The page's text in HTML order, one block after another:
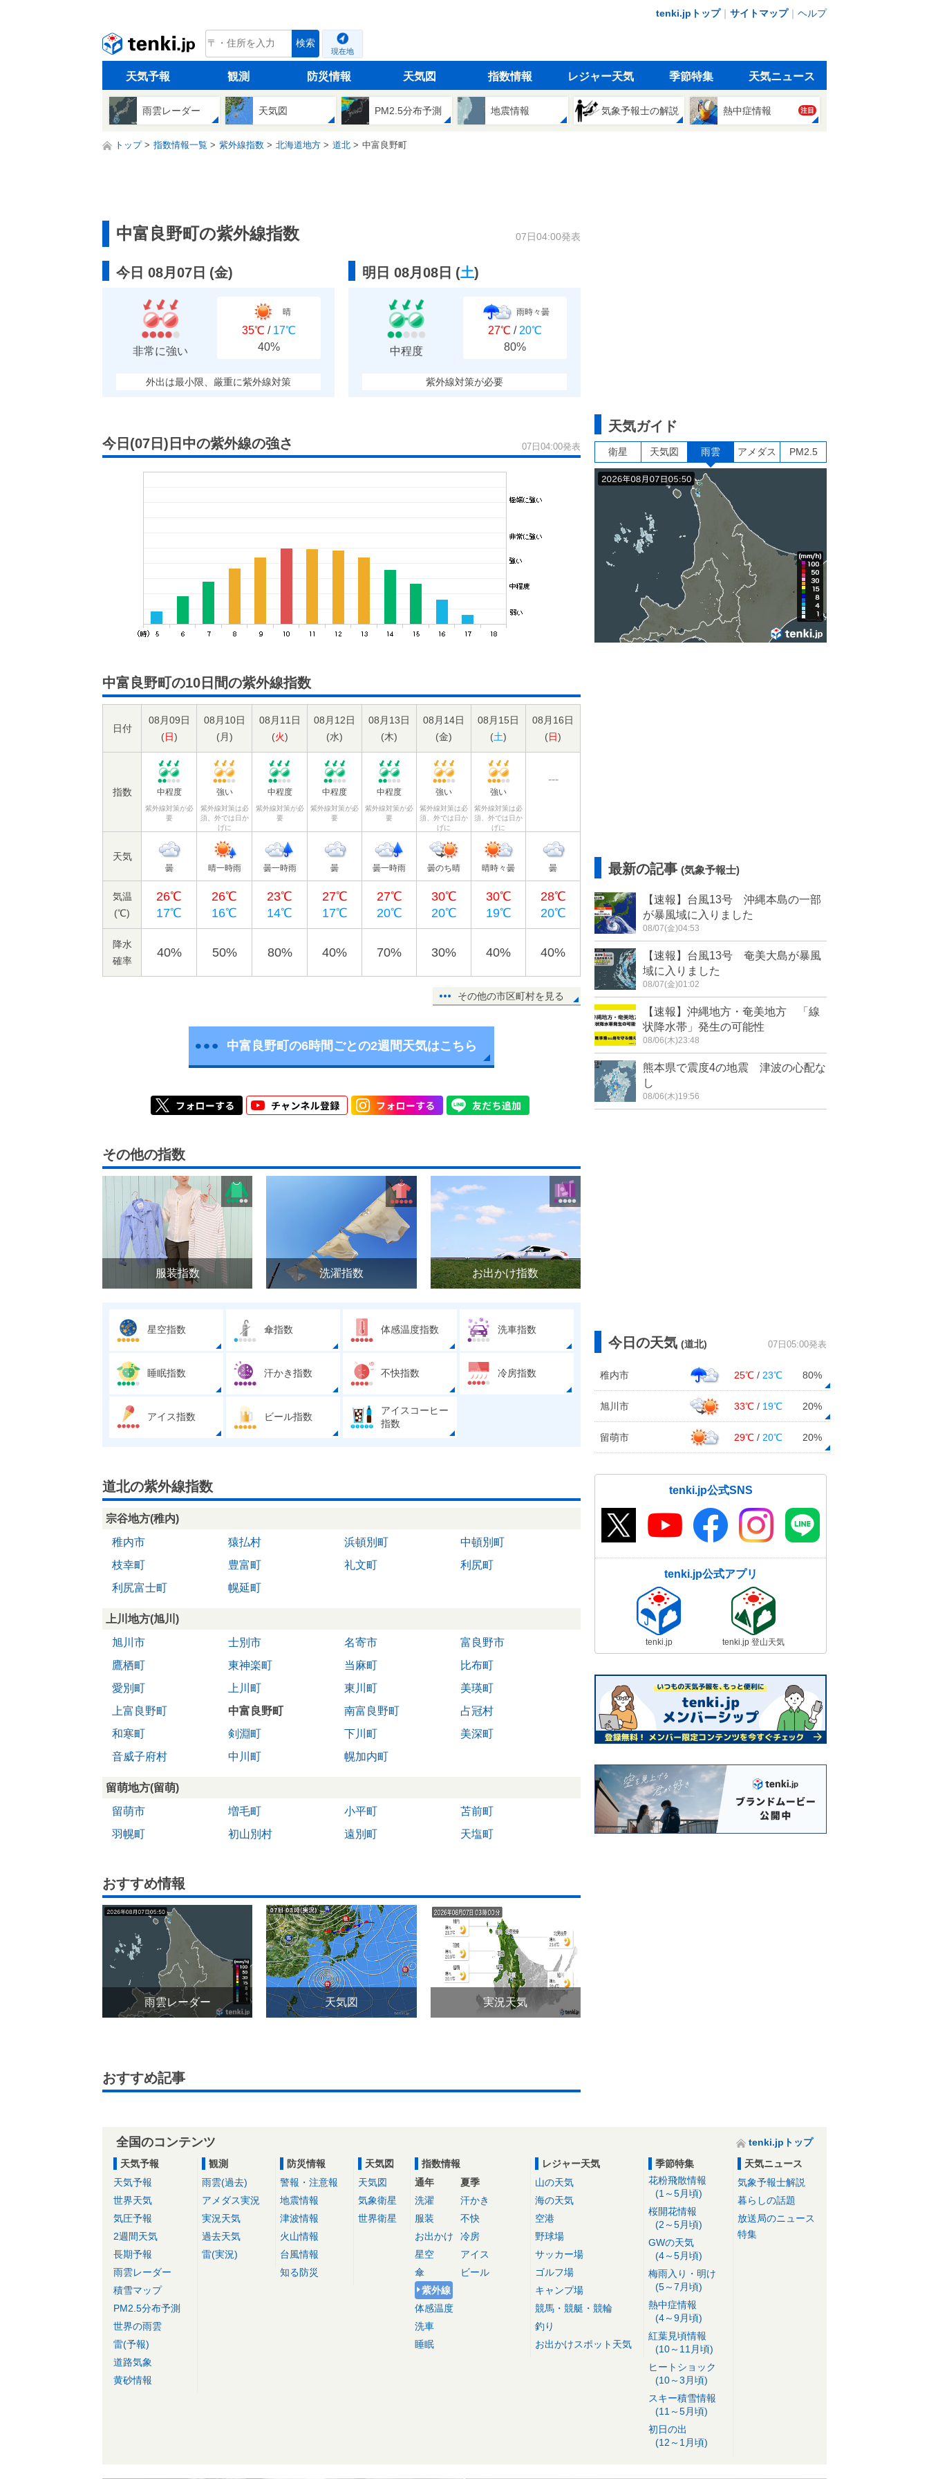
tenki.jpトップ｜ サイトマップ｜ ヘルプ
tenki.jp 検索
現在地
天気予報 観測 防災情報 天気図 指数情報 レジャー天気 季節特集 天気ニュース
雨雲レーダー 天気図 PM2.5分布予測 地震情報 気象予報士の解説 熱中症情報 注目
トップ 指数情報一覧 紫外線指数 北海道地方 道北 中富良野町
中富良野町の紫外線指数 07日04:00発表
今日 08月07日 (金)
非常に強い
晴
35℃ / 17℃
40%
外出は最小限、厳重に紫外線対策
明日 08月08日 (土)
中程度
雨時々曇
27℃ / 20℃
80%
紫外線対策が必要
今日(07日)日中の紫外線の強さ 07日04:00発表
中富良野町の10日間の紫外線指数
日付
08月09日
(日)
08月10日
(月)
08月11日
(火)
08月12日
(水)
08月13日
(木)
08月14日
(金)
08月15日
(土)
08月16日
(日)
指数 中程度
紫外線対策が必
要
強い
紫外線対策は必
須、外では日か
げに
中程度
紫外線対策が必
要
中程度
紫外線対策が必
要
中程度
紫外線対策が必
要
強い
紫外線対策は必
須、外では日か
げに
強い
紫外線対策は必
須、外では日か
げに
---
天気
曇 晴一時雨 曇一時雨 曇 曇一時雨 曇のち晴 晴時々曇 曇
気温
(℃)
26℃
17℃
26℃
16℃
23℃
14℃
27℃
17℃
27℃
20℃
30℃
20℃
30℃
19℃
28℃
20℃
降水
確率
40% 50% 80% 40% 70% 30% 40% 40%
その他の市区町村を見る
中富良野町の6時間ごとの2週間天気はこちら
その他の指数
服装指数 洗濯指数 お出かけ指数
星空指数 傘指数 体感温度指数 洗車指数
睡眠指数 汗かき指数 不快指数 冷房指数
アイス指数 ビール指数
アイスコーヒー
指数
道北の紫外線指数
宗谷地方(稚内)
稚内市
猿払村 浜頓別町
中頓別町
枝幸町
豊富町 礼文町
利尻町
利尻富士町
幌延町
上川地方(旭川)
旭川市
士別市 名寄市
富良野市
鷹栖町
東神楽町 当麻町
比布町
愛別町
上川町 東川町
美瑛町
上富良野町
中富良野町 南富良野町
占冠村
和寒町
剣淵町 下川町
美深町
音威子府村
中川町 幌加内町
留萌地方(留萌)
留萌市
増毛町 小平町
苫前町
羽幌町
初山別村 遠別町 天塩町
おすすめ情報
雨雲レーダー 天気図 実況天気
おすすめ記事
天気ガイド
衛星 天気図 雨雲 アメダス PM2.5
最新の記事 (気象予報士)
【速報】台風13号 沖縄本島の一部
が暴風域に入りました
08/07(金)04:53
【速報】台風13号 奄美大島が暴風
域に入りました
08/07(金)01:02
【速報】沖縄地方・奄美地方 「線
状降水帯」発生の可能性
08/06(木)23:48
熊本県で震度4の地震 津波の心配な
し
08/06(木)19:56
今日の天気 (道北) 07日05:00発表
稚内市 25℃ / 23℃ 80%
旭川市 33℃ / 19℃ 20%
留萌市 29℃ / 20℃ 20%
tenki.jp公式SNS
tenki.jp公式アプリ
tenki.jp tenki.jp 登山天気
全国のコンテンツ
tenki.jpトップ
天気予報
天気予報
世界天気
気圧予報
2週間天気
長期予報
雨雲レーダー
積雪マップ
PM2.5分布予測
世界の雨雲
雷(予報)
道路気象
黄砂情報
観測
雨雲(過去)
アメダス実況
実況天気
過去天気
雷(実況)
防災情報
警報・注意報
地震情報
津波情報
火山情報
台風情報
知る防災
天気図
天気図
気象衛星
世界衛星
指数情報
通年
洗濯
服装
お出かけ
星空
傘
紫外線
体感温度
洗車
睡眠
夏季
汗かき
不快
冷房
アイス
ビール
レジャー天気
山の天気
海の天気
空港
野球場
サッカー場
ゴルフ場
キャンプ場
競馬・競艇・競輪
釣り
お出かけスポット天気
季節特集
花粉飛散情報
(1～5月頃)
桜開花情報
(2～5月頃)
GWの天気
(4～5月頃)
梅雨入り・明け
(5～7月頃)
熱中症情報
(4～9月頃)
紅葉見頃情報
(10～11月頃)
ヒートショック
(10～3月頃)
スキー積雪情報
(11～5月頃)
初日の出
(12～1月頃)
天気ニュース
気象予報士解説
暮らしの話題
放送局のニュース
特集